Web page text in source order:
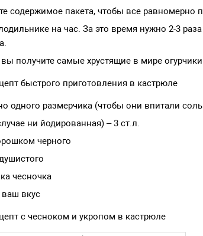
содержимое пакета, чтобы все равномерно
на час. За это время нужно 2-3
вы получите самые хрустящие в мире
быстрого приготовления в кастрюле
одного размерчика (чтобы они впитали
ни йодированная) – 3 ст.л.
черного
чесночка
вкус
с чесноком и укропом в кастрюле